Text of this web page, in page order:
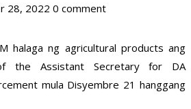
28, 2022 0 comment
halaga ng agricultural products ang
the Assistant Secretary for DA
mula Disyembre 21 hanggang